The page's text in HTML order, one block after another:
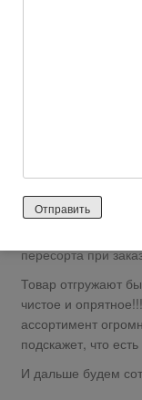
Качество вещей
девченкам, так и
пересорта при
Товар отгружают
чистое и
ассортимент
подскажет, что
И дальше будем